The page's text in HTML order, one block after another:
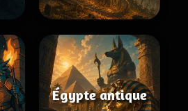
Égypte antique